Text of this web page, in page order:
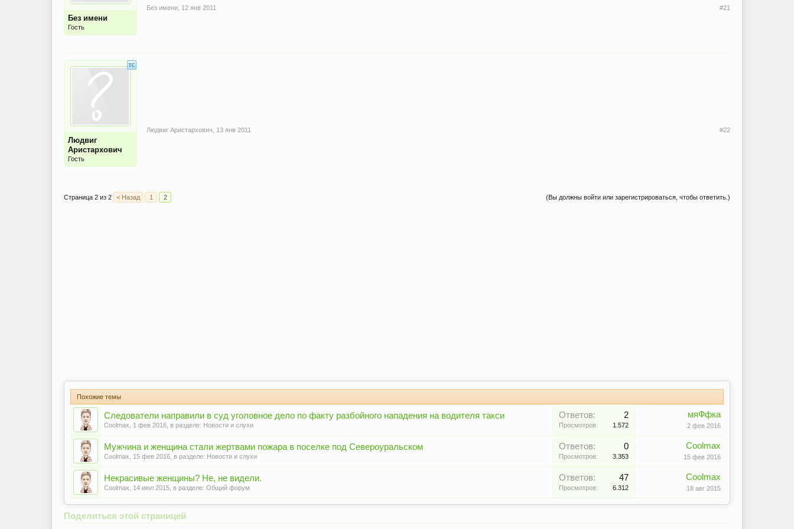
Без имени
Гость
Без имени 12 янв 2011 #21
Людвиг
Аристархович
Гость
Людвиг Аристархович 13 янв 2011 #22
(Вы должны войти или зарегистрироваться, чтобы ответить.)
Страница 2 из 2 < Назад 1 2
Похожие темы
Следователи направили в суд уголовное дело по факту разбойного нападения на водителя такси
Coolmax 1 фев 2016 , в разделе: Новости и слухи
Ответов: 2
Просмотров: 1.572
мяФфка
2 фев 2016
Мужчина и женщина стали жертвами пожара в поселке под Североуральском
Coolmax 15 фев 2016 , в разделе: Новости и слухи
Ответов: 0
Просмотров: 3.353
Coolmax
15 фев 2016
Некрасивые женщины? Не, не видели.
Coolmax 14 июл 2015 , в разделе: Общий форум
Ответов: 47
Просмотров: 6.312
Coolmax
18 авг 2015
Поделиться этой страницей